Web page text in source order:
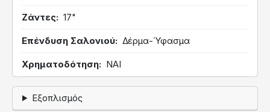
Ζάντες 17"
Επένδυση Σαλονιού Δέρμα-Ύφασμα
Χρηματοδότηση ΝΑΙ
Εξοπλισμός